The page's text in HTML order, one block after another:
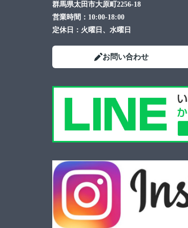
群馬県太田市大原町2256-18
営業時間： 10:00-18:00
定休日： 火曜日、水曜日
お問い合わせ